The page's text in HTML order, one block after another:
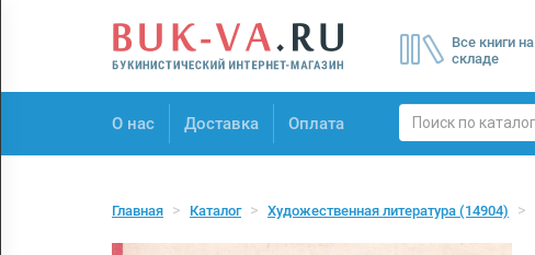
Все книги на
складе
О нас Доставка Оплата
О нас
Главная Каталог Художественная литература (14904)